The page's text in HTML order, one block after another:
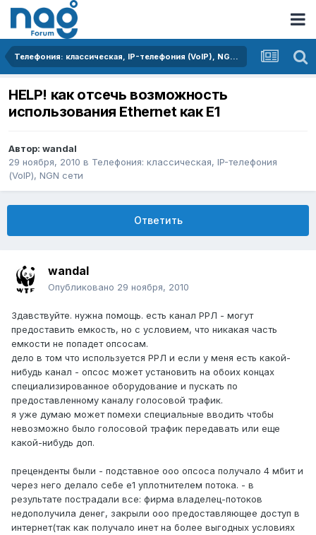
Телефония: классическая, IP-телефония (VoIP), NGN сети
HELP! как отсечь возможность
использования Ethernet как Е1
Автор: wandal
29 ноября, 2010 в Телефония: классическая, IP-телефония
(VoIP), NGN сети
Ответить
wandal
Опубликовано 29 ноября, 2010
Здавствуйте. нужна помощь. есть канал РРЛ - могут
предоставить емкость, но с условием, что никакая часть
емкости не попадет опсосам.
дело в том что используется РРЛ и если у меня есть какой-
нибудь канал - опсос может установить на обоих концах
специализированное оборудование и пускать по
предоставленному каналу голосовой трафик.
я уже думаю может помехи специальные вводить чтобы
невозможно было голосовой трафик передавать или еще
какой-нибудь доп.
преценденты были - подставное ооо опсоса получало 4 мбит и
через него делало себе е1 уплотнителем потока. - в
результате пострадали все: фирма владелец-потоков
недополучила денег, закрыли ооо предоставляющее доступ в
интернет(так как получало инет на более выгодных условиях